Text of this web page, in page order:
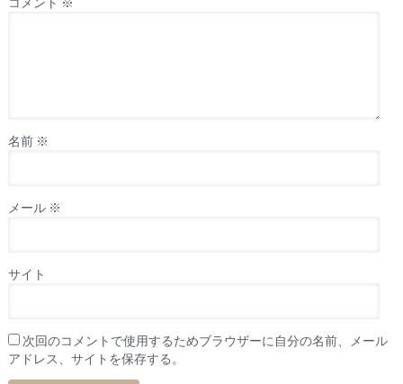
名前 ※
メール ※
サイト
次回のコメントで使用するためブラウザーに自分の名前、メール
アドレス、サイトを保存する。